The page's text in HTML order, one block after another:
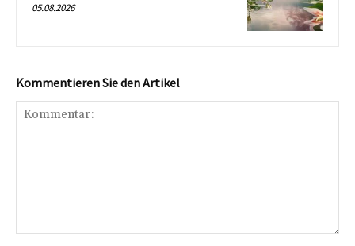
05.08.2026
Kommentieren Sie den Artikel